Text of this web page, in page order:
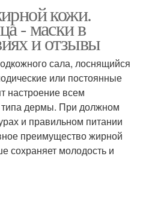
Жирный тип
Кожи от прыщей
Уход за лицом
кожи.
- маски в
и отзывы
сала, лоснящийся
или постоянные
настроение всем
дермы. При должном
и правильном питании
преимущество жирной
сохраняет молодость и